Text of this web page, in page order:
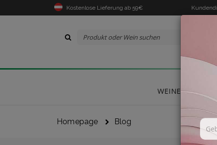
Kostenlose Lieferung ab 59€
WEINE
Homepage Blog